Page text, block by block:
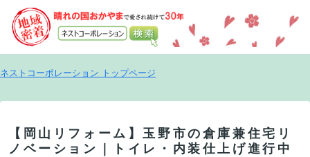
ネストコーポレーション トップページ
【岡山リフォーム】玉野市の倉庫兼住宅リ
ノベーション｜トイレ・内装仕上げ進行中